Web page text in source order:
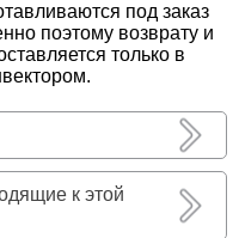
под заказ
поэтому возврату и
только в
к этой